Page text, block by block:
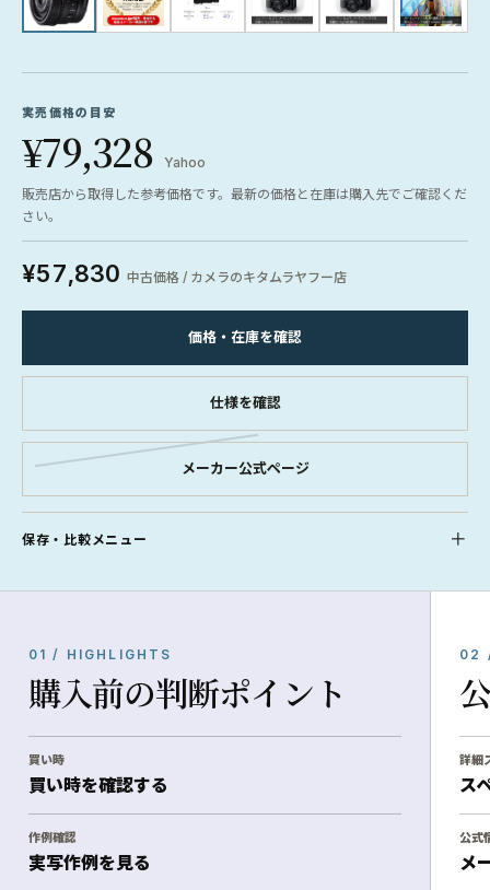
実売価格の目安
¥79,328
Yahoo
販売店から取得した参考価格です。最新の価格と在庫は購入先でご確認くだ
さい。
¥57,830 中古価格 / カメラのキタムラヤフー店
価格・在庫を確認
仕様を確認
メーカー公式ページ
保存・比較メニュー
01 / HIGHLIGHTS
購入前の判断ポイント
買い時
買い時を確認する
作例確認
実写作例を見る
02
詳細
ス
公式
メ